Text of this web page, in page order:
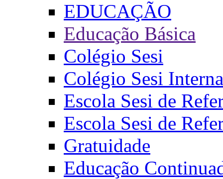
EDUCAÇÃO
Educação Básica
Colégio Sesi
Colégio Sesi
Escola Sesi de
Escola Sesi de
Gratuidade
Educação